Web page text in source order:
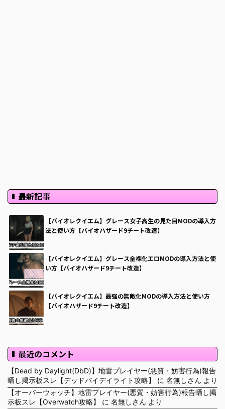
最新記事
【バイオレクイエム】グレース女子高生の見た目MODの導入方
法と使い方【バイオハザード9チート改造】
【バイオレクイエム】グレース全裸化エロMODの導入方法と使
い方【バイオハザード9チート改造】
【バイオレクイエム】最強の無敵化MODの導入方法と使い方
【バイオハザード9チート改造】
最近のコメント
【Dead by Daylight(DbD)】地雷プレイヤー(悪質・妨害行為)報告
晒し掲示板スレ【デッドバイデイライト攻略】
に 名無しさん より
【オーバーウォッチ】地雷プレイヤー(悪質・妨害行為)報告晒し掲
示板スレ【Overwatch攻略】
に 名無しさん より